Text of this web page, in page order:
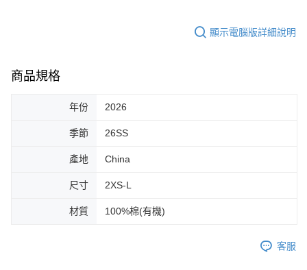
顯示電腦版詳細說明
商品規格
年份 2026
季節 26SS
產地 China
尺寸 2XS-L
材質 100%棉(有機)
客服